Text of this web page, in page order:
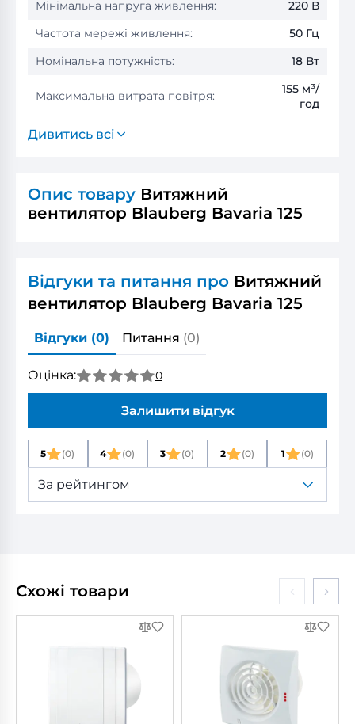
Мінімальна напруга живлення:
220 В
Частота мережі живлення:
50 Гц
Номінальна потужність:
18 Вт
Максимальна витрата повітря:
155 м³/
год
Дивитись всі
Опис товару Витяжний
вентилятор Blauberg Bavaria 125
Відгуки та питання про Витяжний
вентилятор Blauberg Bavaria 125
Відгуки (0) Питання (0)
Оцінка: 0
Залишити відгук
5 (0) 4 (0) 3 (0) 2 (0) 1 (0)
За рейтингом
Схожі товари